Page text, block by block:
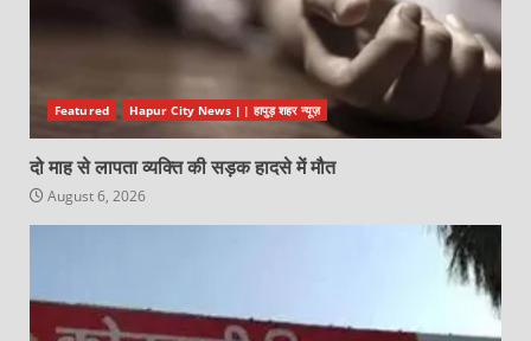
Featured Hapur City News || हापुड़ शहर न्यूज़
दो माह से लापता व्यक्ति की सड़क हादसे में मौत
August 6, 2026